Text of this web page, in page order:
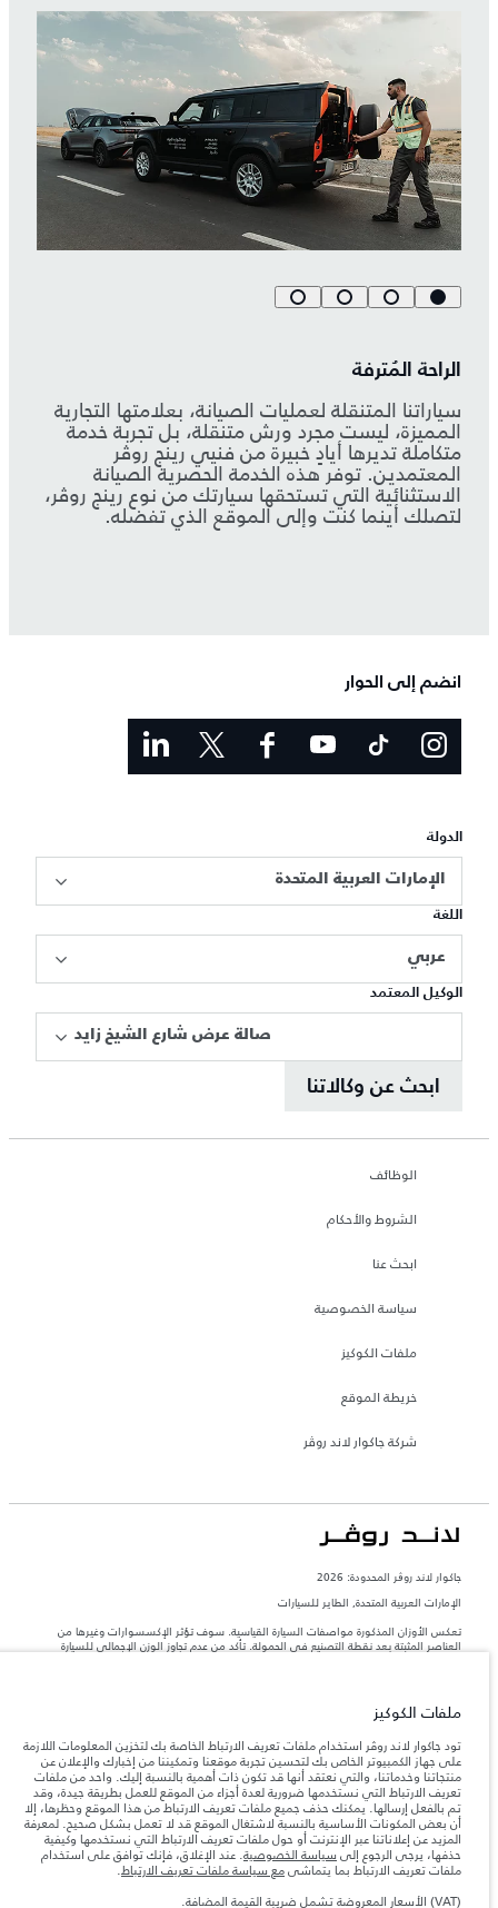
الراحة المُترفة
سياراتنا المتنقلة لعمليات الصيانة، بعلامتها التجارية
المميزة، ليست مجرد ورش متنقلة، بل تجربة خدمة
متكاملة تديرها أيادٍ خبيرة من فنيي رينج روڤر
المعتمدين. توفر هذه الخدمة الحصرية الصيانة
الاستثنائية التي تستحقها سيارتك من نوع رينج روڤر،
لتصلك أينما كنت وإلى الموقع الذي تفضله.
انضم إلى الحوار
الدولة
الإمارات العربية المتحدة
اللغة
عربي
الوكيل المعتمد
صالة عرض شارع الشيخ زايد
ابحث عن وكالاتنا
الوظائف
الشروط والأحكام
ابحث عنا
سياسة الخصوصية
ملفات الكوكيز
خريطة الموقع
شركة جاكوار لاند روڤر
جاكوار لاند روڨر المحدودة: 2026
الإمارات العربية المتحدة, الطاير للسيارات
تعكس الأوزان المذكورة مواصفات السيارة القياسية. سوف تؤثر الإكسسوارات وغيرها من
العناصر المثبتة بعد نقطة التصنيع في الحمولة. تأكد من عدم تجاوز الوزن الإجمالي للسيارة
المعلومات والمواصفات والأسعار والألوان المذكورة على هذا الموقع قد تختلف من بلد إلى
آخر، كما أنّها قد تتغير بدون إشعار مسبق. الرجاء التواصل مع وكيلنا المحلي للتأكد من توفّرها
والتحقق من الأسعار.
ملاحظة مهمة حول الصور والمواصفات.إن النقص العالمي في أشباه الموصلات يؤثر حاليًا
في مواصفات تصميم السيارات وتوفر الخيارات وتوقيتات التصاميم. هذا ظرف ديناميكي
للغاية، ونتيجة لذلك، قد لا تمثّل الصور المستخدَمة ضمن موقع الويب حاليًا المواصفات الحالية
بالكامل بالنسبة إلى الميزات والخيارات والحلية ومجموعات الألوان. يرجى استشارة وكيلك الذي
سيتمكّن من تأكيد أي تقييدات حالية معك للسماح لك باتخاذ قرار مدروس
الأرقام المقدمة هي نتيجة لاختبارات المصنع الرسمية وفقاً لتشريعات الاتحاد الأوروبي. قد
يتباين استهلك الوقود الفعلي للمركبة عن ذلك المتحقق في تلك الاختبارات كما أن هذه
الأرقام بغرض المقارنة فحسب.
ملفات الكوكيز
تود جاكوار لاند روڤر استخدام ملفات تعريف الارتباط الخاصة بك لتخزين المعلومات اللازمة
على جهاز الكمبيوتر الخاص بك لتحسين تجربة موقعنا وتمكيننا من إخبارك والإعلان عن
منتجاتنا وخدماتنا، والتي نعتقد أنها قد تكون ذات أهمية بالنسبة إليك. واحد من ملفات
تعريف الارتباط التي نستخدمها ضرورية لعدة أجزاء من الموقع للعمل بطريقة جيدة، وقد
تم بالفعل إرسالها. يمكنك حذف جميع ملفات تعريف الارتباط من هذا الموقع وحظرها، إلا
أن بعض المكونات الأساسية بالنسبة لاشتغال الموقع قد لا تعمل بشكل صحيح. لمعرفة
المزيد عن إعلاناتنا عبر الإنترنت أو حول ملفات تعريف الارتباط التي نستخدمها وكيفية
حذفها، يرجى الرجوع إلى سياسة الخصوصية. عند الإغلاق، فإنك توافق على استخدام
ملفات تعريف الارتباط بما يتماشىمع سياسة ملفات تعريف الارتباط.
(VAT) الأسعار المعروضة تشمل ضريبة القيمة المضافة.